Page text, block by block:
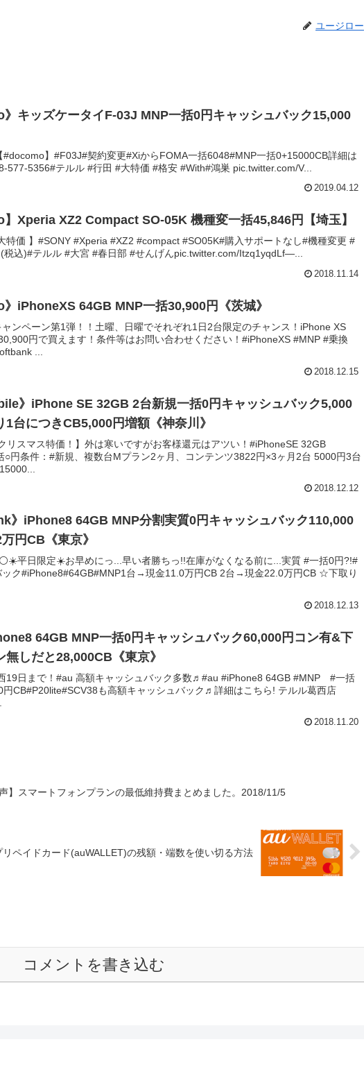
ユージロー
》キッズケータイF-03J MNP一括0円キャッシュバック15,000
#docomo】#F03J#契約変更#XiからFOMA一括6048#MNP一括0+15000CB詳細は
577-5356#テルル #行田 #大特価 #格安 #With#鴻巣 pic.twitter.com/V...
2019.04.12
】Xperia XZ2 Compact SO-05K 機種変一括45,846円【埼玉】
特価 】#SONY #Xperia #XZ2 #compact #SO05K#購入サポートなし#機種変更 #
税込)#テルル #大宮 #春日部 #せんげんpic.twitter.com/Itzq1yqdLf—...
2018.11.14
《docomo》iPhoneXS 64GB MNP一括30,900円《茨城》
ンペーン第1弾！！土曜、日曜でそれぞれ1日2台限定のチャンス！iPhone XS
円で買えます！条件等はお問い合わせください！#iPhoneXS #MNP #乗換
...
2018.12.15
》iPhone SE 32GB 2台新規一括0円キャッシュバック5,000
1台につきCB5,000円増額《神奈川》
リスマス特価！】外は寒いですがお客様還元はアツい！#iPhoneSE 32GB
○円条件：#新規、複数台Mプラン2ヶ月、コンテンツ3822円×3ヶ月2台 5000円3台
2018.12.12
分割実質0円キャッシュバック110,000
円CB《東京》
平日限定☀️お早めにっ...早い者勝ちっ!!在庫がなくなる前に...実質 #一括0円?!#
ック#iPhone8#64GB#MNP1台→現金11.0万円CB 2台→現金22.0万円CB ☆下取り
2018.12.13
64GB MNP一括0円キャッシュバック60,000円コン有&下
無しだと28,000CB《東京》
19日まで！#au 高額キャッシュバック多数♬#au #iPhone8 64GB #MNP #一括
円CB#P20lite#SCV38も高額キャッシュバック♬詳細はこちら! テルル葛西店
2018.11.20
】スマートフォンプランの最低維持費まとめました。2018/11/5
リペイドカード(auWALLET)の残額・端数を使い切る方法
コメントを書き込む